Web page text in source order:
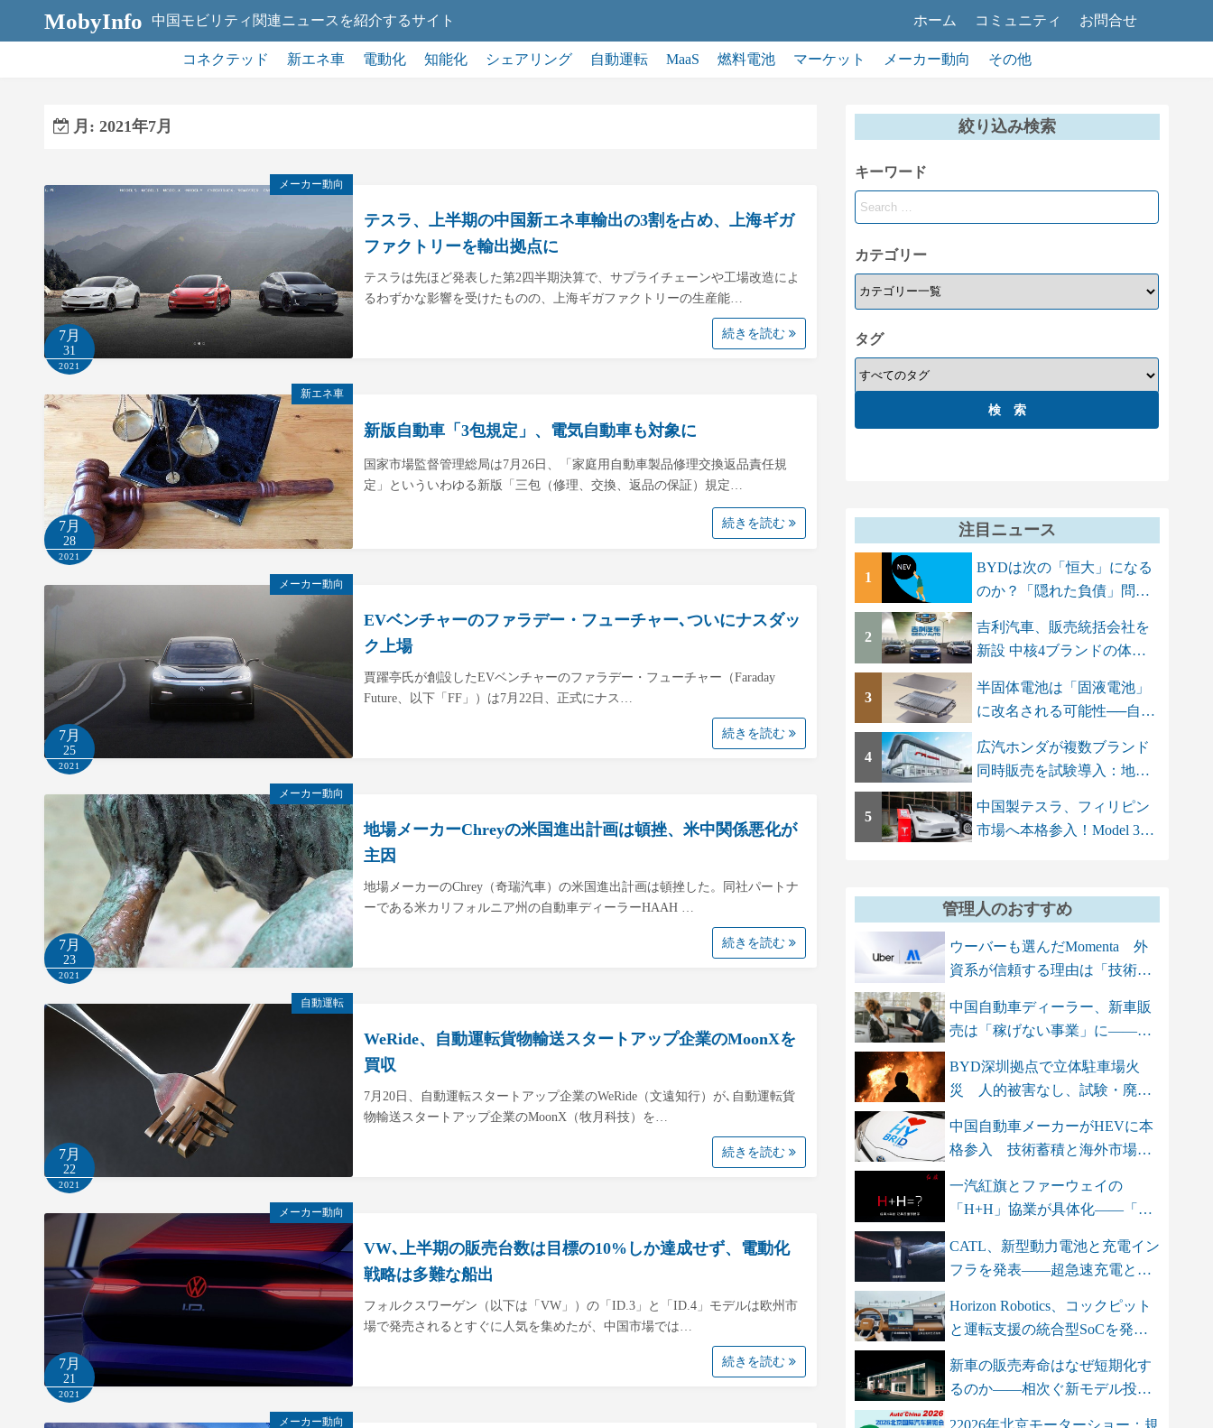
MobyInfo 中国モビリティ関連ニュースを紹介するサイト ホーム コミュニティ お問合せ
コネクテッド 新エネ車 電動化 知能化 シェアリング 自動運転 MaaS 燃料電池 マーケット メーカー動向 その他
月: 2021年7月
メーカー動向
7月
31
2021
テスラ、上半期の中国新エネ車輸出の3割を占め、上海ギガ
ファクトリーを輸出拠点に
テスラは先ほど発表した第2四半期決算で、サプライチェーンや工場改造によ
るわずかな影響を受けたものの、上海ギガファクトリーの生産能…
続きを読む
新エネ車
7月
28
2021
新版自動車「3包規定」、電気自動車も対象に
国家市場監督管理総局は7月26日、「家庭用自動車製品修理交換返品責任規
定」といういわゆる新版「三包（修理、交換、返品の保証）規定…
続きを読む
メーカー動向
7月
25
2021
EVベンチャーのファラデー・フューチャー､ついにナスダッ
ク上場
賈躍亭氏が創設したEVベンチャーのファラデー・フューチャー（Faraday
Future、以下「FF」）は7月22日、正式にナス…
続きを読む
メーカー動向
7月
23
2021
地場メーカーChreyの米国進出計画は頓挫、米中関係悪化が
主因
地場メーカーのChrey（奇瑞汽車）の米国進出計画は頓挫した。同社パートナ
ーである米カリフォルニア州の自動車ディーラーHAAH …
続きを読む
自動運転
7月
22
2021
WeRide、自動運転貨物輸送スタートアップ企業のMoonXを
買収
7月20日、自動運転スタートアップ企業のWeRide（文遠知行）が､自動運転貨
物輸送スタートアップ企業のMoonX（牧月科技）を…
続きを読む
メーカー動向
7月
21
2021
VW､上半期の販売台数は目標の10%しか達成せず、電動化
戦略は多難な船出
フォルクスワーゲン（以下は「VW」）の「ID.3」と「ID.4」モデルは欧州市
場で発売されるとすぐに人気を集めたが、中国市場では…
続きを読む
メーカー動向
絞り込み検索
キーワード
カテゴリー
タグ
注目ニュース
1
BYDは次の「恒大」になる
のか？「隠れた負債」問題
2
吉利汽車、販売統括会社を
新設 中核4ブランドの体制
3
半固体電池は「固液電池」
に改名される可能性──自動
4
広汽ホンダが複数ブランド
同時販売を試験導入：地場
5
中国製テスラ、フィリピン
市場へ本格参入！Model 3と
管理人のおすすめ
ウーバーも選んだMomenta 外
資系が信頼する理由は「技術
中国自動車ディーラー、新車販
売は「稼げない事業」に――ア
BYD深圳拠点で立体駐車場火
災 人的被害なし、試験・廃車
中国自動車メーカーがHEVに本
格参入 技術蓄積と海外市場を
一汽紅旗とファーウェイの
「H+H」協業が具体化――「三
CATL、新型動力電池と充電イン
フラを発表――超急速充電と高
Horizon Robotics、コックピット
と運転支援の統合型SoCを発
新車の販売寿命はなぜ短期化す
るのか――相次ぐ新モデル投入